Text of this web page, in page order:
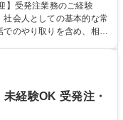
ポートをお願いします。
輩社員OJTと共に業務を
】受発注業務のご経験
社会人としての基本的な常
のやり取りを含め、相手
方 学歴・資格
経験OK 受発注・